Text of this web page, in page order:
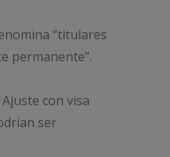
“titulares
permanente”.
con visa
ser